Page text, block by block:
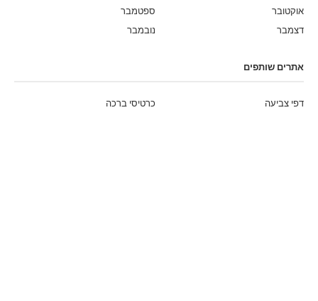
ספטמבר
אוקטובר
נובמבר
דצמבר
אתרים שותפים
כרטיסי ברכה דפי צביעה